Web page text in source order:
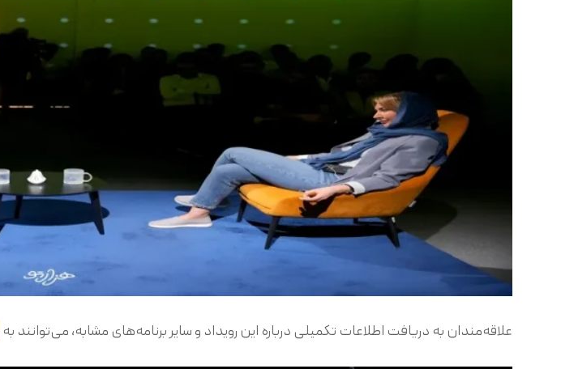
علاقه‌مندان به دریافت اطلاعات تکمیلی درباره این رویداد و سایر برنامه‌های مشابه، می‌توانند به